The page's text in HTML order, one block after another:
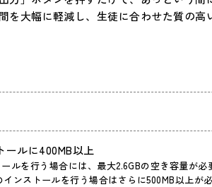
大幅に軽減し、生徒に合わせた質の高
ールに400MB以上
ルを行う場合には、最大2.6GBの空き容量が必
ンストールを行う場合はさらに500MB以上が必